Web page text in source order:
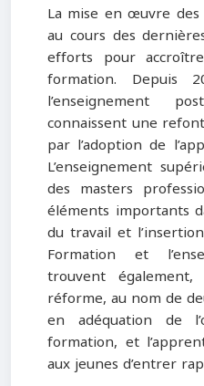
La mise en œuvre
au cours des
efforts pour
formation. Depuis
l’enseignement
connaissent une
par l’adoption de
L’enseignement
des masters
éléments importants
du travail et
Formation et
trouvent
réforme, au nom de
en adéquation de
formation, et
aux jeunes d’entrer